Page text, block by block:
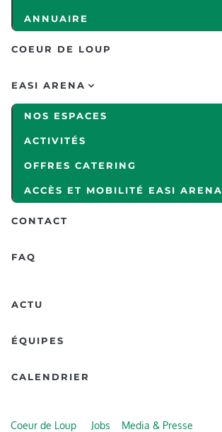
ANNUAIRE
COEUR DE LOUP
EASI ARENA
NOS ESPACES
ACTIVITÉS
OFFRES CATERING
ACCÈS ET MOBILITÉ EASI ARENA
CONTACT
FAQ
ACTU
ÉQUIPES
CALENDRIER
Coeur de Loup Jobs Media & Presse